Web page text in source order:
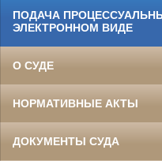
ПОДАЧА
ЭЛЕКТРОННОМ ВИДЕ
О СУДЕ
НОРМАТИВНЫЕ АКТЫ
ДОКУМЕНТЫ СУДА